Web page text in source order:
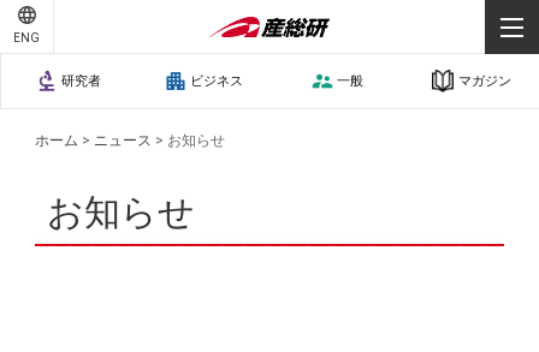
ENG
研究者 ビジネス 一般 マガジン
ホーム > ニュース > お知らせ
お知らせ